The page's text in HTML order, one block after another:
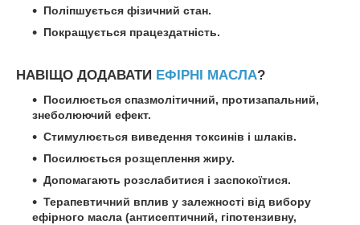
Поліпшується фізичний стан.
Покращується працездатність.
НАВІЩО ДОДАВАТИ ЕФІРНІ МАСЛА?
Посилюється спазмолітичний, протизапальний,
знеболюючий ефект.
Стимулюється виведення токсинів і шлаків.
Посилюється розщеплення жиру.
Допомагають розслабитися і заспокоїтися.
Терапевтичний вплив у залежності від вибору
ефірного масла (антисептичний, гіпотензивну,